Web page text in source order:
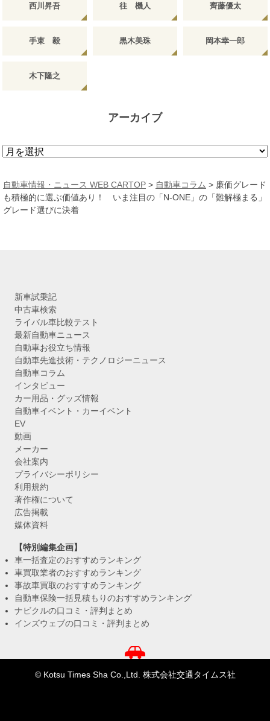
西川昇吾 往 機人 齊藤優太
手束 毅 黒木美珠 岡本幸一郎
木下隆之
アーカイブ
ア
カ
イ
ブ
自動車情報・ニュース WEB CARTOP > 自動車コラム > 廉価グレード
も積極的に選ぶ価値あり！ いま注目の「N-ONE」の「難解極まる」
グレード選びに決着
新車試乗記
中古車検索
ライバル車比較テスト
最新自動車ニュース
自動車お役立ち情報
自動車先進技術・テクノロジーニュース
自動車コラム
インタビュー
カー用品・グッズ情報
自動車イベント・カーイベント
EV
動画
メーカー
会社案内
プライバシーポリシー
利用規約
著作権について
広告掲載
媒体資料
【特別編集企画】
車一括査定のおすすめランキング
車買取業者のおすすめランキング
事故車買取のおすすめランキング
自動車保険一括見積もりのおすすめランキング
ナビクルの口コミ・評判まとめ
インズウェブの口コミ・評判まとめ
© Kotsu Times Sha Co.,Ltd. 株式会社交通タイムス社